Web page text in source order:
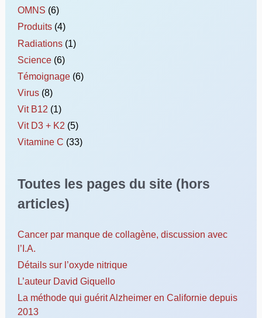
OMNS (6)
Produits (4)
Radiations (1)
Science (6)
Témoignage (6)
Virus (8)
Vit B12 (1)
Vit D3 + K2 (5)
Vitamine C (33)
Toutes les pages du site (hors
articles)
Cancer par manque de collagène, discussion avec
l’I.A.
Détails sur l’oxyde nitrique
L’auteur David Giquello
La méthode qui guérit Alzheimer en Californie depuis
2013